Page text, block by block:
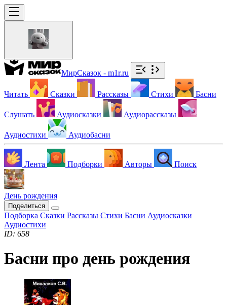
МирСказок - m1r.ru
Читать Сказки Рассказы Стихи Басни
Слушать Аудиосказки Аудиорассказы
Аудиостихи Аудиобасни
Лента Подборки Авторы Поиск
День рождения
Поделиться
Подборка Сказки Рассказы Стихи Басни Аудиосказки
Аудиостихи
ID: 658
Басни про день рождения